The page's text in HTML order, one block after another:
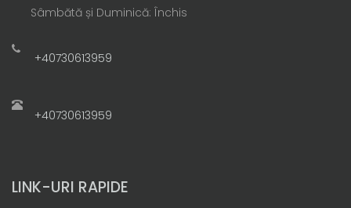
Sâmbătă și Duminică: Închis
+40730613959
+40730613959
LINK-URI RAPIDE